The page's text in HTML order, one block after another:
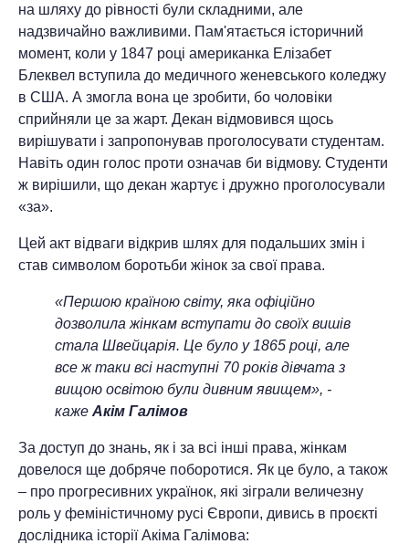
на шляху до рівності були складними, але
надзвичайно важливими. Пам'ятається історичний
момент, коли у 1847 році американка Елізабет
Блеквел вступила до медичного женевського коледжу
в США. А змогла вона це зробити, бо чоловіки
сприйняли це за жарт. Декан відмовився щось
вирішувати і запропонував проголосувати студентам.
Навіть один голос проти означав би відмову. Студенти
ж вирішили, що декан жартує і дружно проголосували
«за».
Цей акт відваги відкрив шлях для подальших змін і
став символом боротьби жінок за свої права.
«Першою країною світу, яка офіційно
дозволила жінкам вступати до своїх вишів
стала Швейцарія. Це було у 1865 році, але
все ж таки всі наступні 70 років дівчата з
вищою освітою були дивним явищем», -
каже Акім Галімов
За доступ до знань, як і за всі інші права, жінкам
довелося ще добряче поборотися. Як це було, а також
– про прогресивних українок, які зіграли величезну
роль у феміністичному русі Європи, дивись в проєкті
дослідника історії Акіма Галімова: